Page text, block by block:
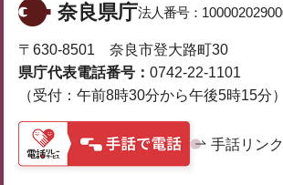
奈良県庁法人番号：
〒630-8501 奈良市登大路町30
県庁代表電話番号： 0742-22-1101
（受付：午前8時30分から午後5時15分）
手話リン